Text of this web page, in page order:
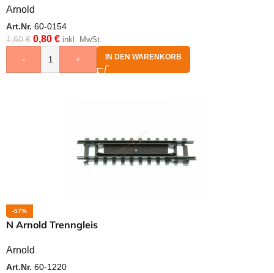
Arnold
Art.Nr. 60-0154
1,60€ 0,80 € inkl. MwSt.
- + IN DEN WARENKORB
-57%
N Arnold Trenngleis
Arnold
Art.Nr. 60-1220